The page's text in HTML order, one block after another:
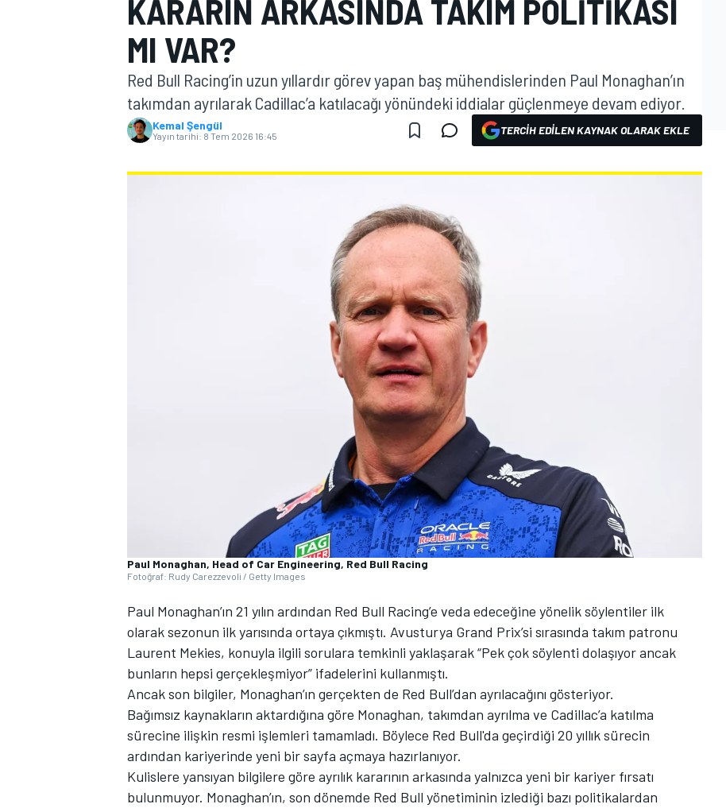
MOTOGP
TÜRK SPORCULAR
KARARIN ARKASINDA TAKIM POLITIKASI
MI VAR?
Red Bull Racing’in uzun yıllardır görev yapan baş mühendislerinden Paul Monaghan’ın
takımdan ayrılarak Cadillac’a katılacağı yönündeki iddialar güçlenmeye devam ediyor.
Kemal Şengül
Yayın tarihi: 8 Tem 2026 16:45 TERCIH EDILEN KAYNAK OLARAK EKLE
Paul Monaghan, Head of Car Engineering, Red Bull Racing
Fotoğraf: Rudy Carezzevoli / Getty Images
Paul Monaghan’ın 21 yılın ardından Red Bull Racing’e veda edeceğine yönelik söylentiler ilk
olarak sezonun ilk yarısında ortaya çıkmıştı. Avusturya Grand Prix’si sırasında takım patronu
Laurent Mekies, konuyla ilgili sorulara temkinli yaklaşarak “Pek çok söylenti dolaşıyor ancak
bunların hepsi gerçekleşmiyor” ifadelerini kullanmıştı.
Ancak son bilgiler, Monaghan’ın gerçekten de Red Bull’dan ayrılacağını gösteriyor.
Bağımsız kaynakların aktardığına göre Monaghan, takımdan ayrılma ve Cadillac’a katılma
sürecine ilişkin resmi işlemleri tamamladı. Böylece Red Bull'da geçirdiği 20 yıllık sürecin
ardından kariyerinde yeni bir sayfa açmaya hazırlanıyor.
Kulislere yansıyan bilgilere göre ayrılık kararının arkasında yalnızca yeni bir kariyer fırsatı
bulunmuyor. Monaghan’ın, son dönemde Red Bull yönetiminin izlediği bazı politikalardan